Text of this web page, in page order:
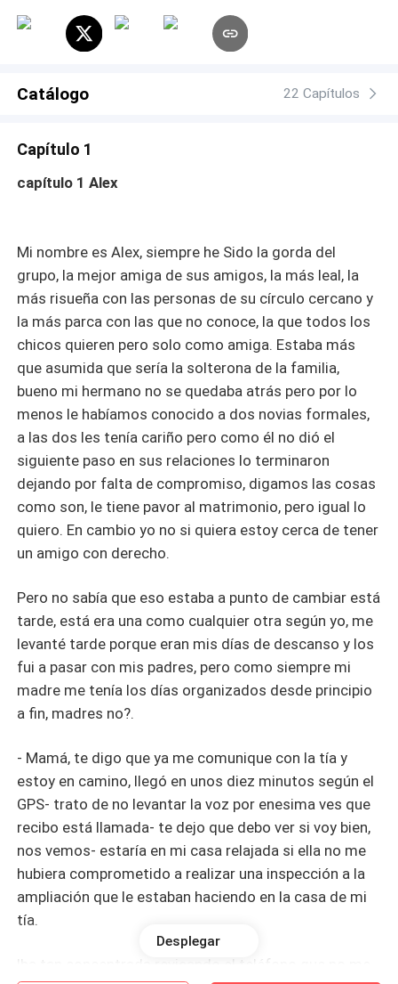
Catálogo 22 Capítulos
Capítulo 1
capítulo 1 Alex
Mi nombre es Alex, siempre he Sido la gorda del
grupo, la mejor amiga de sus amigos, la más leal, la
más risueña con las personas de su círculo cercano y
la más parca con las que no conoce, la que todos los
chicos quieren pero solo como amiga. Estaba más
que asumida que sería la solterona de la familia,
bueno mi hermano no se quedaba atrás pero por lo
menos le habíamos conocido a dos novias formales,
a las dos les tenía cariño pero como él no dió el
siguiente paso en sus relaciones lo terminaron
dejando por falta de compromiso, digamos las cosas
como son, le tiene pavor al matrimonio, pero igual lo
quiero. En cambio yo no si quiera estoy cerca de tener
un amigo con derecho.
Pero no sabía que eso estaba a punto de cambiar está
tarde, está era una como cualquier otra según yo, me
levanté tarde porque eran mis días de descanso y los
fui a pasar con mis padres, pero como siempre mi
madre me tenía los días organizados desde principio
a fin, madres no?.
- Mamá, te digo que ya me comunique con la tía y
estoy en camino, llegó en unos diez minutos según el
GPS- trato de no levantar la voz por enesima ves que
recibo está llamada- te dejo que debo ver si voy bien,
nos vemos- estaría en mi casa relajada si ella no me
hubiera comprometido a realizar una inspección a la
ampliación que le estaban haciendo en la casa de mi
tía.
Iba tan concentrada revisando el teléfono que no me
Desplegar